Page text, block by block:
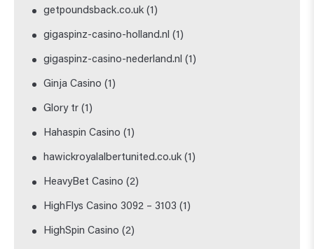
getpoundsback.co.uk (1)
gigaspinz-casino-holland.nl (1)
gigaspinz-casino-nederland.nl (1)
Ginja Casino (1)
Glory tr (1)
Hahaspin Casino (1)
hawickroyalalbertunited.co.uk (1)
HeavyBet Casino (2)
HighFlys Casino 3092 – 3103 (1)
HighSpin Casino (2)